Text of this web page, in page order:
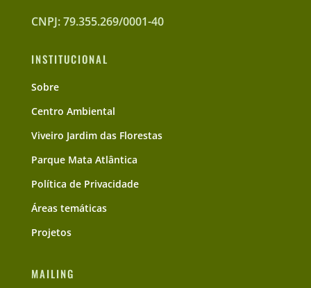
CNPJ: 79.355.269/0001-40
INSTITUCIONAL
Sobre
Centro Ambiental
Viveiro Jardim das Florestas
Parque Mata Atlântica
Política de Privacidade
Áreas temáticas
Projetos
MAILING